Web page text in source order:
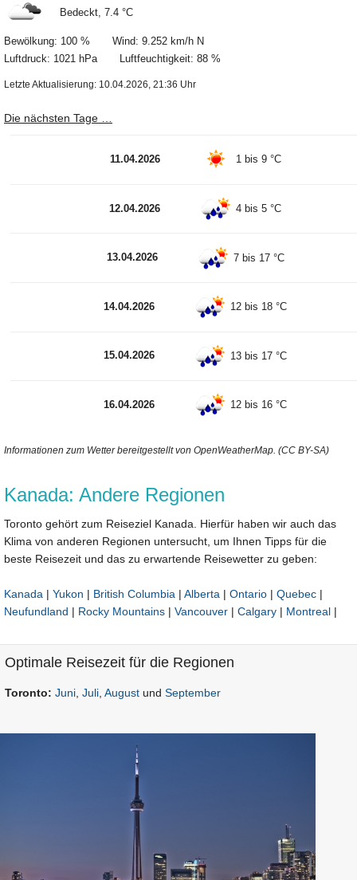
Bedeckt, 7.4 °C
Bewölkung: 100 % Wind: 9.252 km/h N
Luftdruck: 1021 hPa Luftfeuchtigkeit: 88 %
Letzte Aktualisierung: 10.04.2026, 21:36 Uhr
Die nächsten Tage …
11.04.2026 1 bis 9 °C
12.04.2026 4 bis 5 °C
13.04.2026 7 bis 17 °C
14.04.2026 12 bis 18 °C
15.04.2026 13 bis 17 °C
16.04.2026 12 bis 16 °C
Informationen zum Wetter bereitgestellt von OpenWeatherMap. (CC BY-SA)
Kanada: Andere Regionen
Toronto gehört zum Reiseziel Kanada. Hierfür haben wir auch das
Klima von anderen Regionen untersucht, um Ihnen Tipps für die
beste Reisezeit und das zu erwartende Reisewetter zu geben:
Kanada | Yukon | British Columbia | Alberta | Ontario | Quebec |
Neufundland | Rocky Mountains | Vancouver | Calgary | Montreal |
Optimale Reisezeit für die Regionen
Toronto: Juni Juli August und September